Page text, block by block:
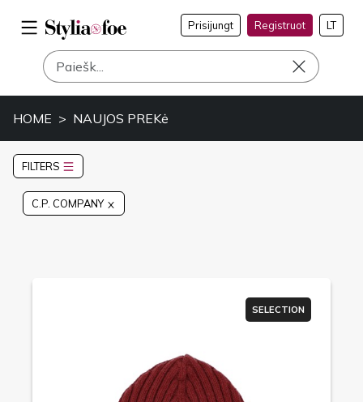
Prisijungt Registruot LT
HOME NAUJOS PREKė
FILTERS
C.P. COMPANY
SELECTION